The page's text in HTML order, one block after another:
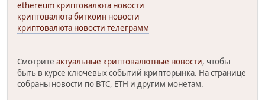
ethereum криптовалюта новости
криптовалюта биткоин новости
криптовалюта новости телеграмм
Смотрите актуальные криптовалютные новости, чтобы
быть в курсе ключевых событий крипторынка. На странице
собраны новости по BTC, ETH и другим монетам.